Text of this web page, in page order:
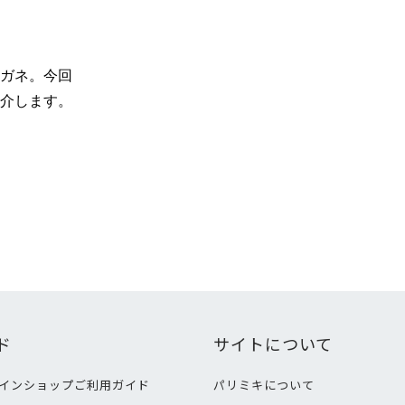
ネ。今回
します。
ンショップご利用ガイド
サイトについて
パリミキについて